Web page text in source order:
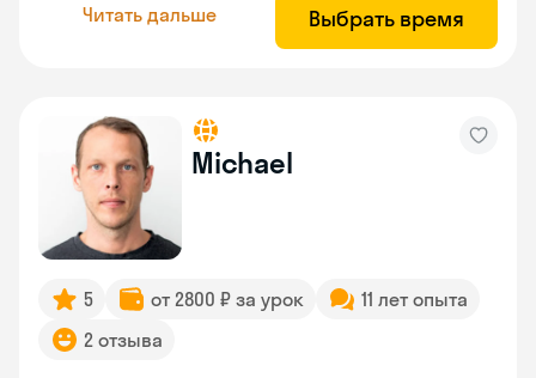
Читать дальше Выбрать время
Michael
5 от 2800 ₽ за урок
11 лет опыта
2 отзыва